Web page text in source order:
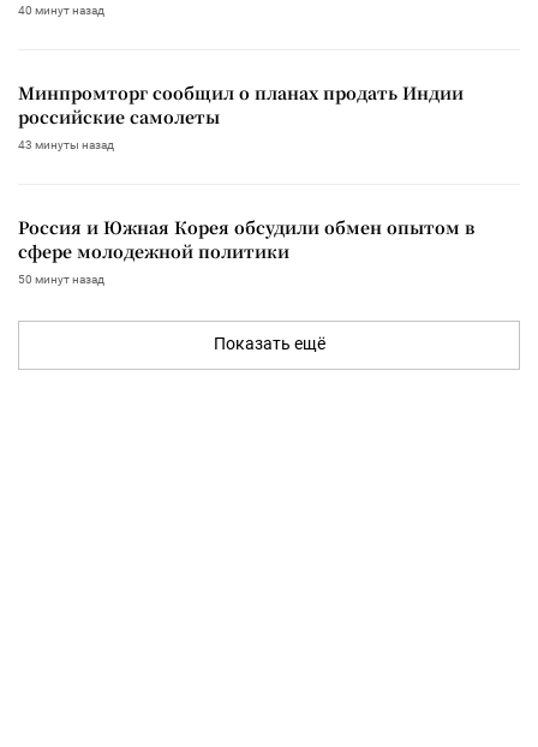
40 минут назад
Минпромторг сообщил о планах продать Индии
российские самолеты
43 минуты назад
Россия и Южная Корея обсудили обмен опытом в
сфере молодежной политики
50 минут назад
Показать ещё